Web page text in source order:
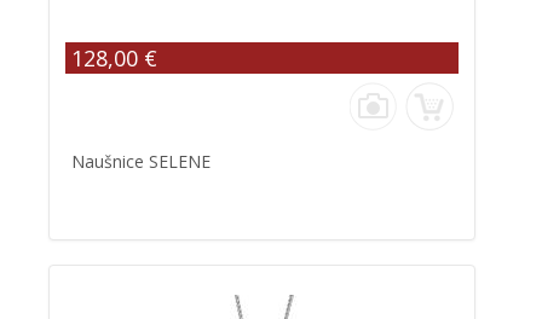
128,00 €
Naušnice SELENE